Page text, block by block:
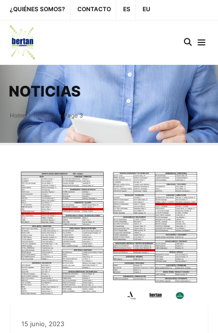
¿QUIÉNES SOMOS? CONTACTO ES EU
NOTICIAS
Home Noticias Page 3
15 junio, 2023